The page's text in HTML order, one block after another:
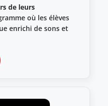
de leurs
où les élèves
enrichi de sons et